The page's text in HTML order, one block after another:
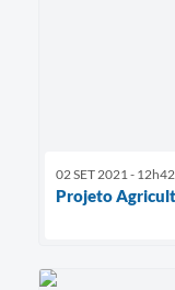
02 SET 2021 - 12h42
Projeto